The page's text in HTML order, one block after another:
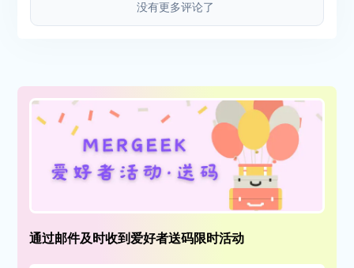
没有更多评论了
通过邮件及时收到爱好者送码限时活动